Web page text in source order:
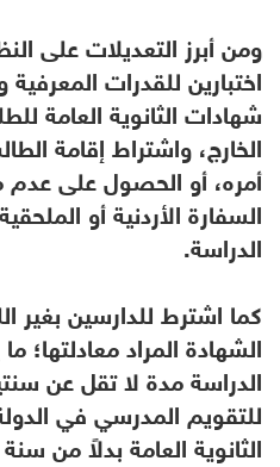
ومن أبرز التعديلات على
اختبارين للقدرات
شهادات الثانوية العامة
الخارج، واشتراط إقامة
أمره، أو الحصول على
السفارة الأردنية أو
الدراسة.
كما اشترط للدارسين بغير
الشهادة المراد معادلتها؛
الدراسة مدة لا تقل عن
للتقويم المدرسي في
الثانوية العامة بدلاً من